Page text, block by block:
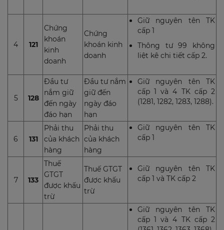
4 121
Chứng
khoán
kinh
doanh
Chứng
khoán kinh
doanh
Giữ nguyên tên TK
cấp 1
Thông tư 99 không
liệt kê chi tiết cấp 2.
5 128
Đầu tư
nắm giữ
đến ngày
đáo hạn
Đầu tư nắm
giữ đến
ngày đáo
hạn
Giữ nguyên tên TK
cấp 1 và 4 TK cấp 2
(1281, 1282, 1283, 1288).
6 131
Phải thu
của khách
hàng
Phải thu
của khách
hàng
Giữ nguyên tên TK
cấp 1
7 133
Thuế
GTGT
được khấu
trừ
Thuế GTGT
được khấu
trừ
Giữ nguyên tên TK
cấp 1 và TK cấp 2
Giữ nguyên tên TK
cấp 1 và 4 TK cấp 2